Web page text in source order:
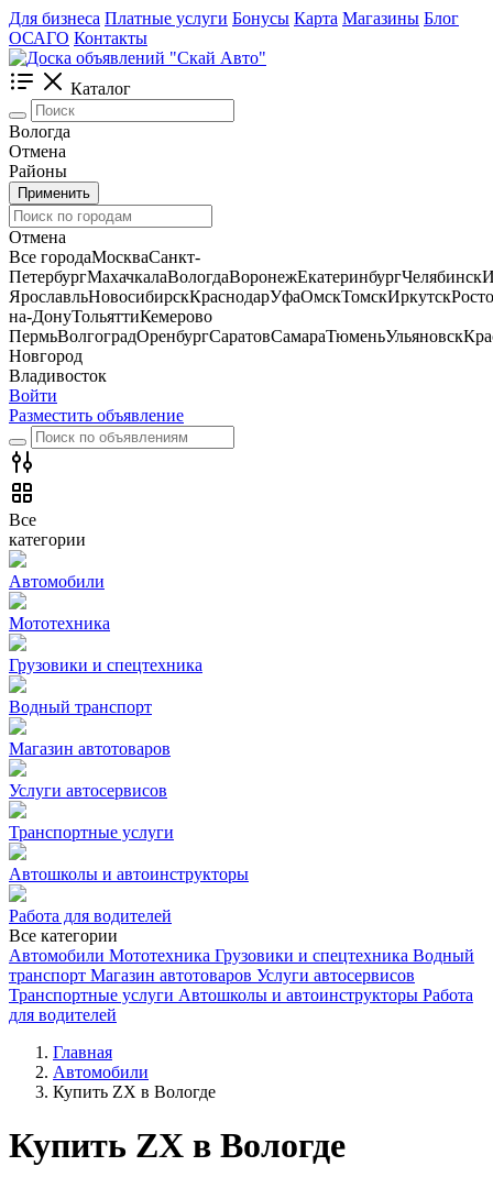
Для бизнеса Платные услуги Бонусы Карта Магазины Блог
ОСАГО Контакты
Каталог
Вологда
Отмена
Районы
Применить
Отмена
Все городаМоскваСанкт-
ПетербургМахачкалаВологдаВоронежЕкатеринбургЧелябинск
ЯрославльНовосибирскКраснодарУфаОмскТомскИркутск
на-ДонуТольяттиКемерово
ПермьВолгоградОренбургСаратовСамараТюменьУльяновск
Новгород
Владивосток
Войти
Разместить объявление
Все
категории
Автомобили
Мототехника
Грузовики и спецтехника
Водный транспорт
Магазин автотоваров
Услуги автосервисов
Транспортные услуги
Автошколы и автоинструкторы
Работа для водителей
Все категории
Автомобили Мототехника Грузовики и спецтехника Водный
транспорт Магазин автотоваров Услуги автосервисов
Транспортные услуги Автошколы и автоинструкторы Работа
для водителей
Главная
Автомобили
Купить ZX в Вологде
Купить ZX в Вологде